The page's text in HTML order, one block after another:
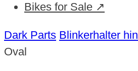
Bikes for Sale ↗
Dark Parts Blinkerhalter
Oval